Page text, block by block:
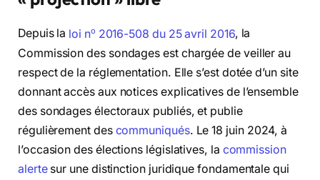
Depuis la loi no 2016-508 du 25 avril 2016, la
Commission des sondages est chargée de veiller au
respect de la réglementation. Elle s’est dotée d’un site
donnant accès aux notices explicatives de l’ensemble
des sondages électoraux publiés, et publie
régulièrement des communiqués. Le 18 juin 2024, à
l’occasion des élections législatives, la commission
alertesur une distinction juridique fondamentale qui